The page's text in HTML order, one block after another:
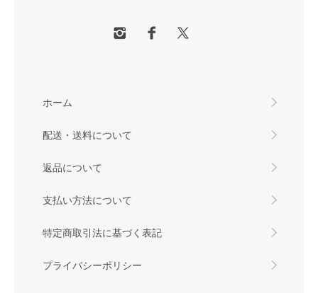
ホーム
配送・送料について
返品について
支払い方法について
特定商取引法に基づく表記
プライバシーポリシー